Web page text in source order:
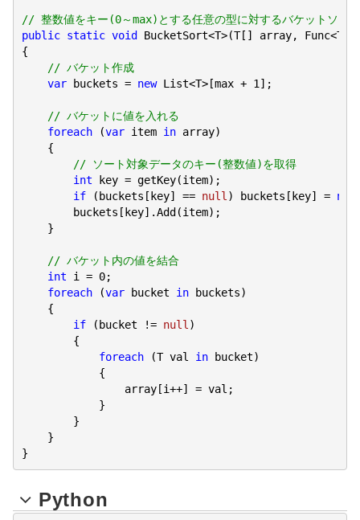
// 整数値をキー(0～max)とする任意の型に対するバケットソート
public static void BucketSort<T>(T[] array, Func<T,
{
// バケット作成
var buckets = new List<T>[max + 1 ];
// バケットに値を入れる
foreach (var item in array)
    {
// ソート対象データのキー(整数値)を取得
int key = getKey(item);
if (buckets[key] == null ) buckets[key] = new
        buckets[key].Add(item);
    }
// バケット内の値を結合
int i = 0;
foreach (var bucket in buckets)
    {
if (bucket != null )
        {
foreach (T val in bucket)
            {
                array[i++] = val;
            }
        }
    }
}
Python